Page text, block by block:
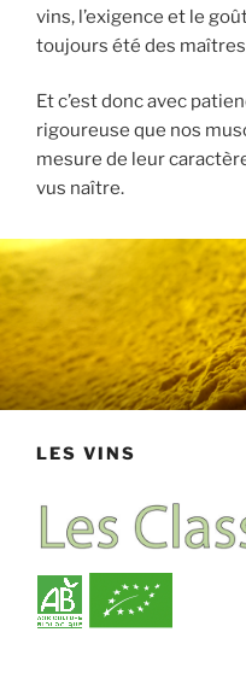
vins, l’exigence et le
toujours été des
Et c’est donc avec
rigoureuse que nos
mesure de leur
vus naître.
LES VINS